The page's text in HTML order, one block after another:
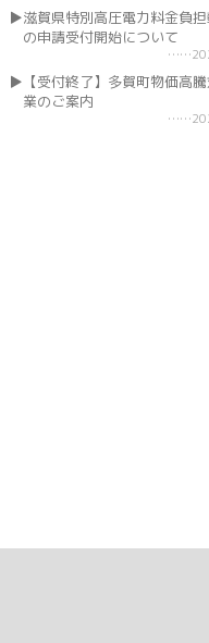
滋賀県特別高圧電力料金負
の申請受付開始について
【受付終了】多賀町物価高
業のご案内